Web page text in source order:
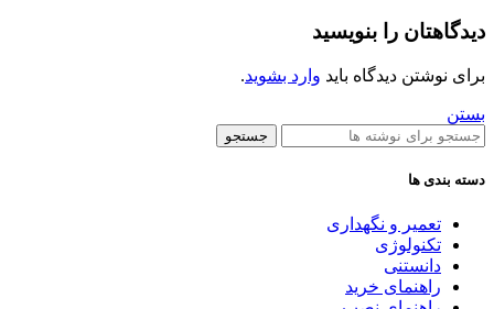
دیدگاهتان را بنویسید
برای نوشتن دیدگاه باید وارد بشوید.
بستن
جستجو
دسته بندی ها
تعمیر و نگهداری
تکنولوژی
دانستنی
راهنمای خرید